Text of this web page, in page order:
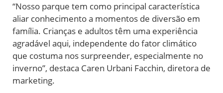
“Nosso parque tem como principal característica
aliar conhecimento a momentos de diversão em
família. Crianças e adultos têm uma experiência
agradável aqui, independente do fator climático
que costuma nos surpreender, especialmente no
inverno”, destaca Caren Urbani Facchin, diretora de
marketing.